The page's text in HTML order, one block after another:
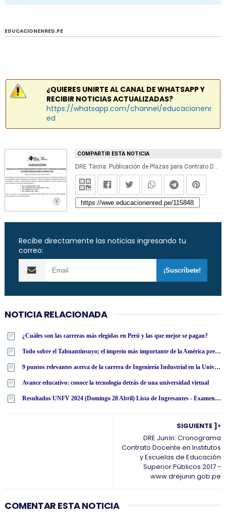
EDUCACIONENRED.PE
¿QUIERES UNIRTE AL CANAL DE WHATSAPP Y
RECIBIR NOTICIAS ACTUALIZADAS?
https://whatsapp.com/channel/educacionenr
ed
COMPARTIR ESTA NOTICIA
DRE Tacna: Publicación de Plazas para Contrato Docente en Institutos y Escuelas de Educación Superior Públicos 2017 - www.educaciontacna.edu.pe
Recibe directamente las noticias ingresando tu
correo:
NOTICIA RELACIONADA
¿Cuáles son las carreras más elegidas en Perú y las que mejor se pagan?
Todo sobre el Tahuantinsuyo; el imperio más importante de la América precolombina
9 puntos relevantes acerca de la carrera de Ingeniería Industrial en la Universidad Tecnológica Latinoamericana en línea
Avance educativo: conoce la tecnología detrás de una universidad virtual
Resultados UNFV 2024 (Domingo 28 Abril) Lista de Ingresantes - Examen Admisión Ordinario y Extraordinario - Universidad Nacional Federico Villarreal - www·unfv·edu·pe
SIGUIENTE ]>
DRE Junín: Cronograma
Contrato Docente en Institutos
y Escuelas de Educación
Superior Públicos 2017 -
www.drejunin.gob.pe
COMENTAR ESTA NOTICIA